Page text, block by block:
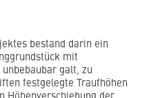
bestand darin ein
mit
galt, zu
festgelegte Traufhöhen